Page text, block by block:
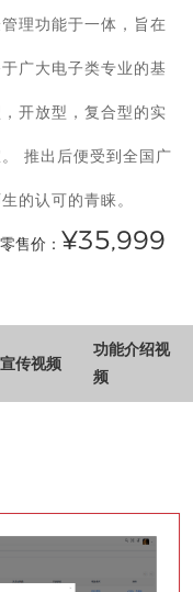
理功能于一体，旨在
广大电子类专业的基
开放型，复合型的实
推出后便受到全国广
的认可的青睐。
售价： ¥35,999
宣传视频
功能介绍视
频